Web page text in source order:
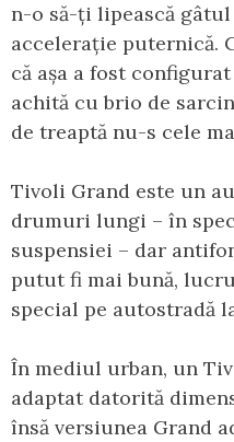
n-o să-ți lipească
accelerație puternică.
că așa a fost
achită cu brio de
de treaptă nu-s cele
Tivoli Grand este un
drumuri lungi – în
suspensiei – dar
putut fi mai bună,
special pe autostradă
În mediul urban, un
adaptat datorită
însă versiunea Grand